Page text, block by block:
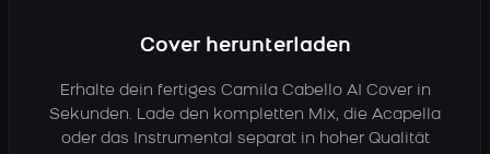
Cover herunterladen
Erhalte dein fertiges Camila Cabello AI Cover in
Sekunden. Lade den kompletten Mix, die Acapella
oder das Instrumental separat in hoher Qualität